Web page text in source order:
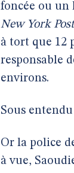
foncée ou un
New York Post
à tort que 12
responsable
environs.
Sous
Or la police
à vue,